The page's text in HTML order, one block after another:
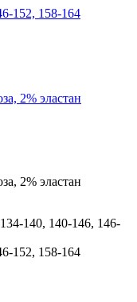
152, 158-164
2% эластан
2% эластан
140, 140-146, 146-
152, 158-164